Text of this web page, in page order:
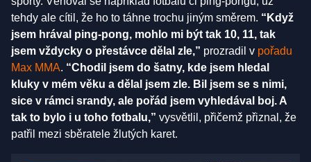
tehdy ale cítil, že ho to táhne trochu jiným směrem. “Když
jsem hrával ping-pong, mohlo mi být tak 10, 11, tak
jsem vždycky o přestávce dělal zle,” prozradil v pořadu
Max MMA. “Chodil jsem do šatny, kde jsem hledal
kluky v mém věku a dělal jsem zle. Bil jsem se s nimi,
sice v rámci srandy, ale pořád jsem vyhledával boj. A
tak to bylo i u toho fotbalu,” vysvětlil, přičemž přiznal, že
patřil mezi sběratele žlutých karet.